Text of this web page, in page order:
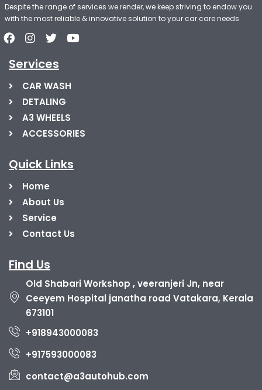
Despite the range of services we render, we keep striving to endow you
with the most reliable & innovative solution to your car care needs
Services
CAR WASH
DETALING
A3 WHEELS
ACCESSORIES
Quick Links
Home
About Us
Service
Contact Us
Find Us
Old Shabari Workshop , veeranjeri Jn, near
Ceeyem Hospital janatha road Vatakara, Kerala
673101
+918943000083
+917593000083
contact@a3autohub.com